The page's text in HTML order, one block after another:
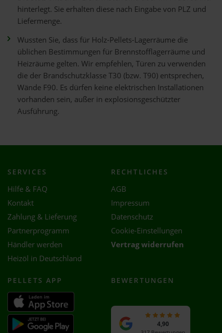
hinterlegt. Sie erhalten diese nach Eingabe von PLZ und
Liefermenge.
Wussten Sie, dass für Holz-Pellets-Lagerräume die
üblichen Bestimmungen für Brennstofflagerräume und
Heizräume gelten. Wir empfehlen, Türen zu verwenden
die der Brandschutzklasse T30 (bzw. T90) entsprechen,
Wände F90. Es dürfen keine elektrischen Installationen
vorhanden sein, außer in explosionsgeschützter
Ausführung.
SERVICES
Hilfe & FAQ
Kontakt
Zahlung & Lieferung
Partnerprogramm
Händler werden
Heizöl in Deutschland
RECHTLICHES
AGB
Impressum
Datenschutz
Cookie-Einstellungen
Vertrag widerrufen
PELLETS APP BEWERTUNGEN
4,90